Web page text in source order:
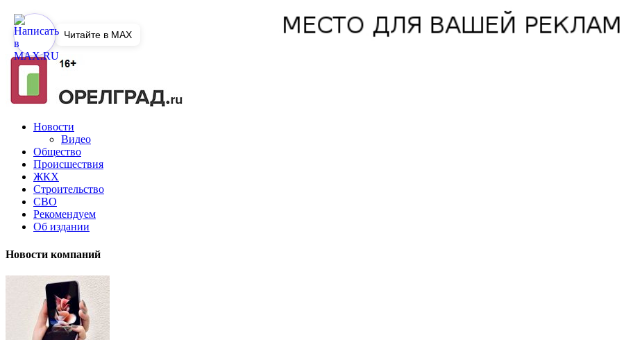
Новости
Видео
Общество
Происшествия
ЖКХ
Строительство
СВО
Рекомендуем
Об издании
Новости компаний
Читайте в MAX